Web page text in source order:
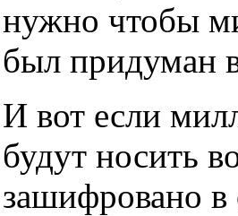
нужно чтобы
был придуман
И вот если
будут носить
зашифровано в